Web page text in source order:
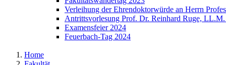
Verleihung der Ehrendoktorwürde an Herrn
Antrittsvorlesung Prof. Dr. Reinhard Ruge,
Examensfeier 2024
Feuerbach-Tag 2024
Home